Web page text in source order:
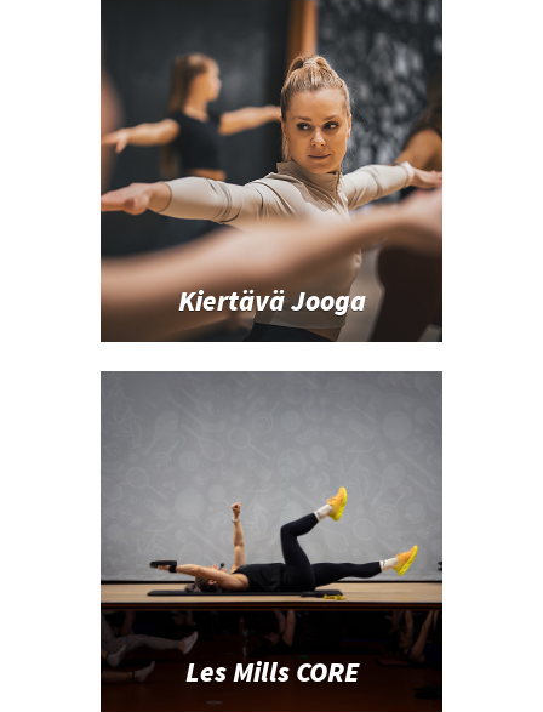
Kiertävä Jooga
Les Mills CORE